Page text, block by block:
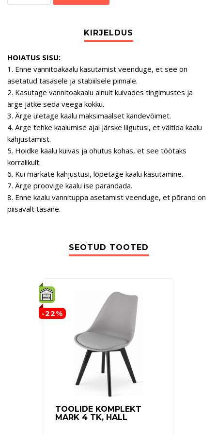
HOIATUS SISU:
1. Enne vannitoakaalu kasutamist veenduge, et see on
asetatud tasasele ja stabiilsele pinnale.
2. Kasutage vannitoakaalu ainult kuivades tingimustes ja
ärge jätke seda veega kokku.
3. Ärge ületage kaalu maksimaalset kandevõimet.
4. Ärge tehke kaalumise ajal järske liigutusi, et vältida kaalu
kahjustamist.
5. Hoidke kaalu kuivas ja ohutus kohas, et see töötaks
korralikult.
6. Kui märkate kahjustusi, lõpetage kaalu kasutamine.
7. Ärge proovige kaalu ise parandada.
8. Enne kaalu vannituppa asetamist veenduge, et põrand on
piisavalt tasane.
SEOTUD TOOTED
-22%
TOOLIDE KOMPLEKT
MARK 4 TK, HALL